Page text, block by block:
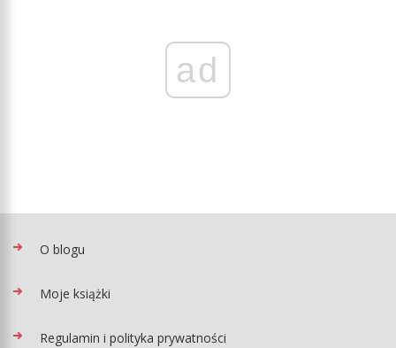
ad
O blogu
Moje książki
Regulamin i polityka prywatności